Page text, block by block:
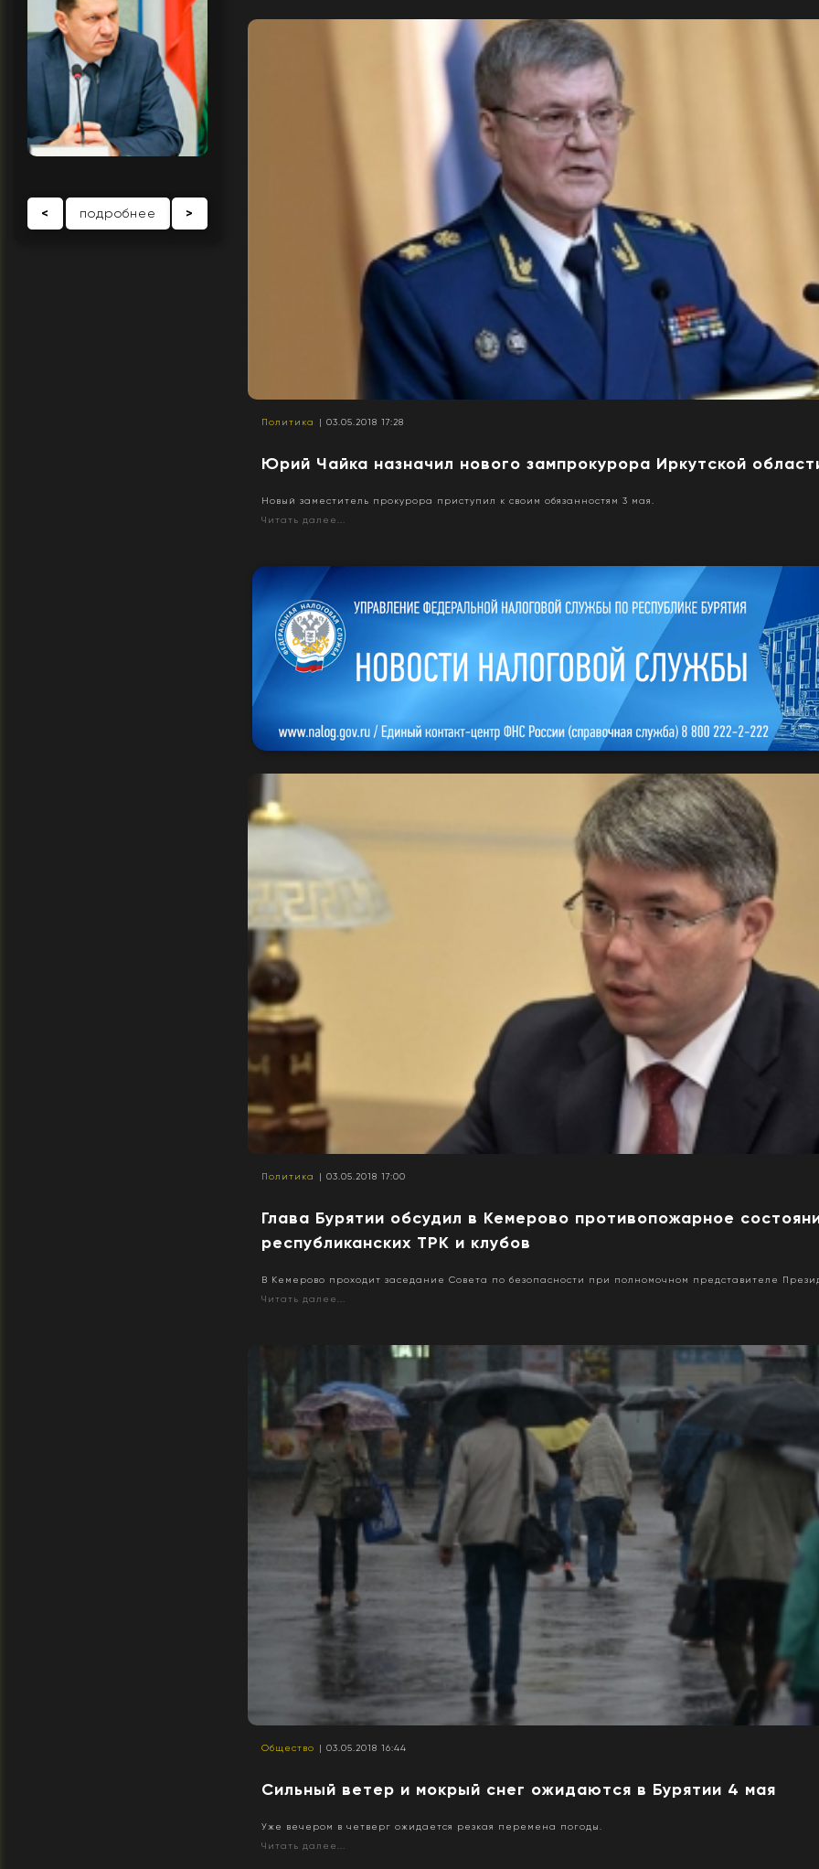
< подробнее >
Политика | 03.05.2018 17:28
Юрий Чайка назначил нового зампрокурора Иркутской
Новый заместитель прокурора приступил к своим обязанностям 3 мая.
Читать далее...
Политика | 03.05.2018 17:00
Глава Бурятии обсудил в Кемерово противопожарное
республиканских ТРК и клубов
В Кемерово проходит заседание Совета по безопасности при полномочном представителе
Читать далее...
Общество | 03.05.2018 16:44
Сильный ветер и мокрый снег ожидаются в Бурятии 4 мая
Уже вечером в четверг ожидается резкая перемена погоды.
Читать далее...